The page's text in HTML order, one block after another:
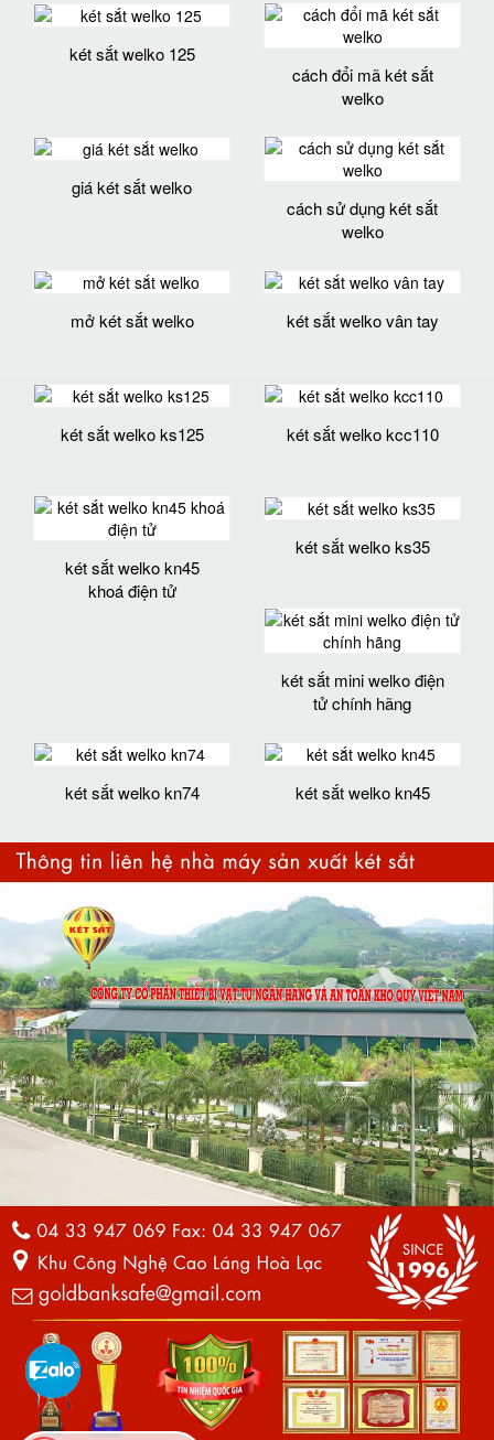
két sắt welko 125
cách đổi mã két sắt
welko
giá két sắt welko
cách sử dụng két sắt
welko
mở két sắt welko két sắt welko vân tay
két sắt welko ks125 két sắt welko kcc110
két sắt welko kn45
khoá điện tử
két sắt welko ks35
két sắt mini welko điện
tử chính hãng
két sắt welko kn74 két sắt welko kn45